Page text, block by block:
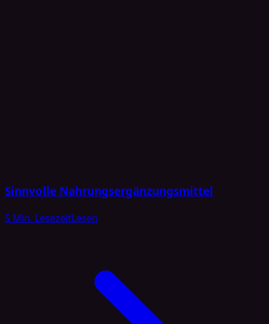
Sinnvolle Nahrungsergänzungsmittel
5 Min. LesezeitLesen